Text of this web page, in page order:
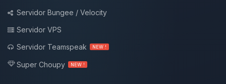
Servidor Bungee / Velocity
Servidor VPS
Servidor Teamspeak
NEW !
Super Choupy NEW !